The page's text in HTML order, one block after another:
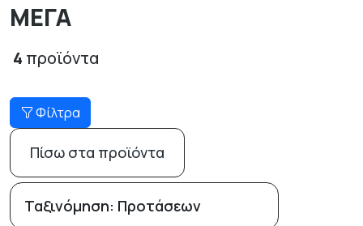
ΜΕΓΑ
4 προϊόντα
Φίλτρα
Πίσω στα προϊόντα